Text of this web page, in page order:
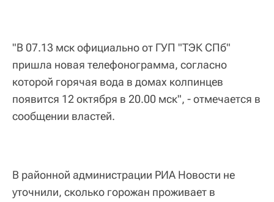
"В 07.13 мск официально от ГУП "ТЭК СПб"
пришла новая телефонограмма, согласно
которой горячая вода в домах колпинцев
появится 12 октября в 20.00 мск", - отмечается в
сообщении властей.
В районной администрации РИА Новости не
уточнили, сколько горожан проживает в